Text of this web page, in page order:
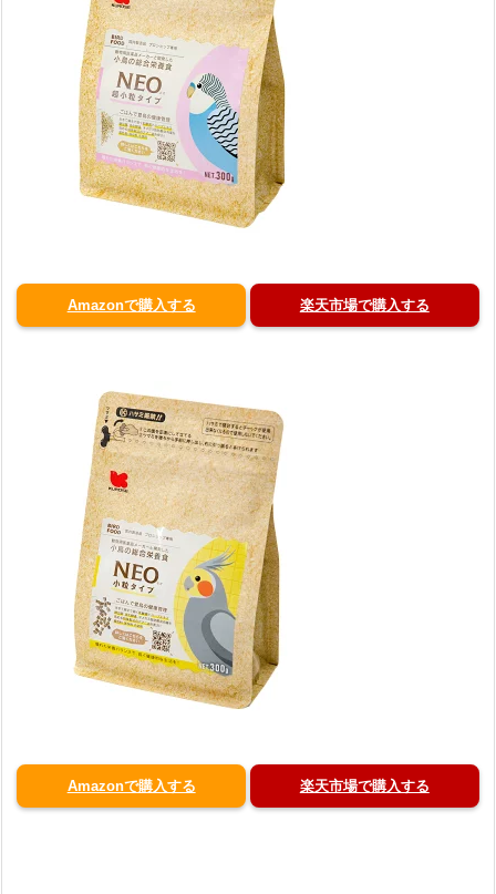
Amazonで購入する 楽天市場で購入する
Amazonで購入する 楽天市場で購入する